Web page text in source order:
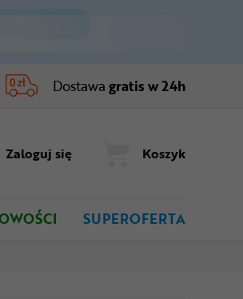
Dostawa gratis w 24h
Zaloguj się Koszyk
SUPEROFERTA